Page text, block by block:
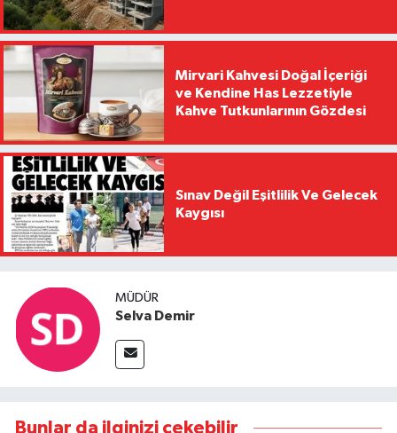
Mirvari Kahvesi Doğal İçeriği
ve Kendine Has Lezzetiyle
Kahve Tutkunlarının Gözdesi
Sınav Değil Eşitlilik Ve Gelecek
Kaygısı
MÜDÜR
Selva Demir
Bunlar da ilginizi çekebilir